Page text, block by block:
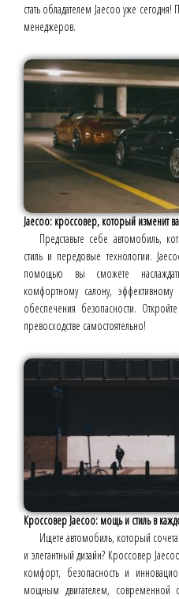
стать обладателем Jaecoo уже
менеджеров.
Jaecoo: кроссовер, который изменит
Представьте себе автомобиль,
стиль и передовые технологии.
помощью вы сможете
комфортному салону,
обеспечения безопасности.
превосходстве самостоятельно!
Кроссовер Jaecoo: мощь и стиль в
Ищете автомобиль, который
и элегантный дизайн? Кроссовер
комфорт, безопасность и
мощным двигателем, современной